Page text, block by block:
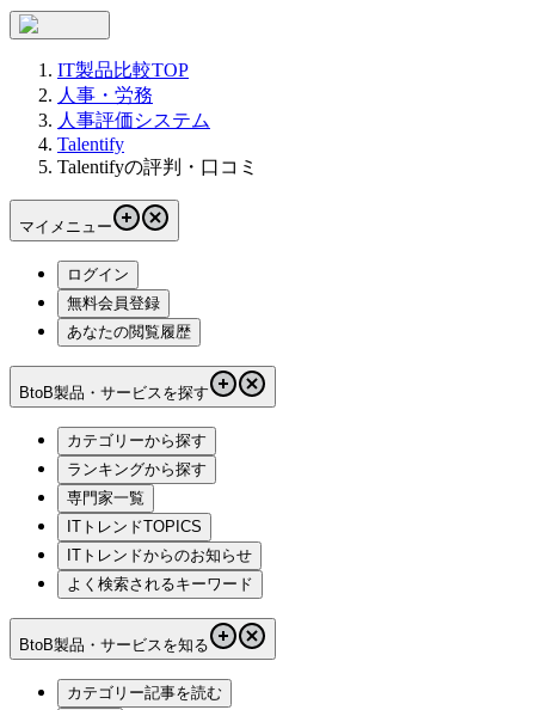
IT製品比較TOP
人事・労務
人事評価システム
Talentify
Talentifyの評判・口コミ
マイメニュー
ログイン
無料会員登録
あなたの閲覧履歴
BtoB製品・サービスを探す
カテゴリーから探す
ランキングから探す
専門家一覧
ITトレンドTOPICS
ITトレンドからのお知らせ
よく検索されるキーワード
BtoB製品・サービスを知る
カテゴリー記事を読む